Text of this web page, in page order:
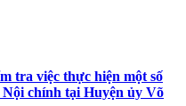
tra việc thực hiện một số
chính tại Huyện ủy Võ